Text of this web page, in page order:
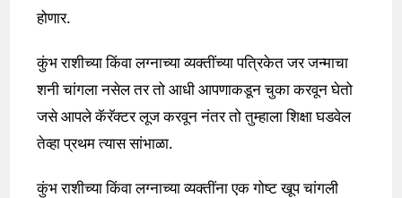
होणार.
कुंभ राशीच्या किंवा लग्नाच्या व्यक्तींच्या पत्रिकेत जर जन्माचा
शनी चांगला नसेल तर तो आधी आपणाकडून चुका करवून घेतो
जसे आपले कॅरॅक्टर लूज करवून नंतर तो तुम्हाला शिक्षा घडवेल
तेव्हा प्रथम त्यास सांभाळा.
कुंभ राशीच्या किंवा लग्नाच्या व्यक्तींना एक गोष्ट खूप चांगली